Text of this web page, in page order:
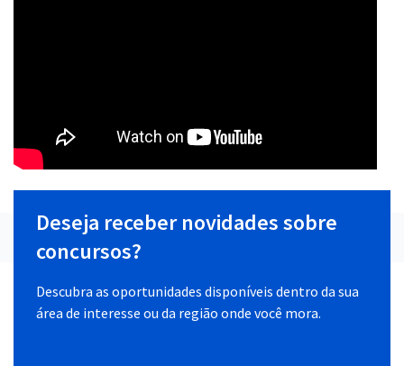
Deseja receber novidades sobre
concursos?
Descubra as oportunidades disponíveis dentro da sua
área de interesse ou da região onde você mora.